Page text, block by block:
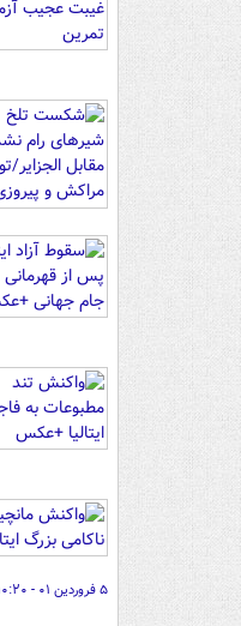
۵ فروردین ۰۱ - ۱۰:۲۰